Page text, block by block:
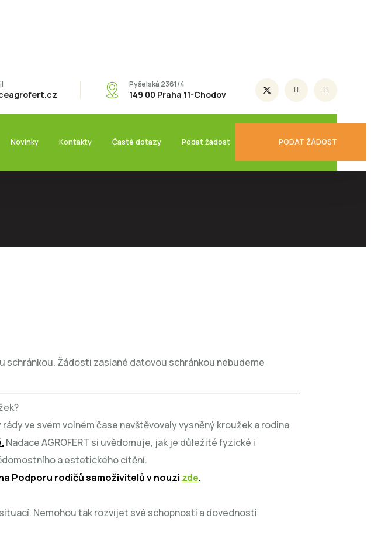
Pyšelská 2361/4
149 00 Praha 11-Chodov
Novinky Kontakty Časté dotazy Podat žádost PODAT ŽÁDOST
Žádosti zaslané datovou schránkou nebudeme
ve svém volném čase navštěvovaly vysněný kroužek a rodina
Nadace AGROFERT si uvědomuje, jak je důležité fyzické i
a estetického cítění.
Podporu rodičů samoživitelů v nouzi zde.
Nemohou tak rozvíjet své schopnosti a dovednosti